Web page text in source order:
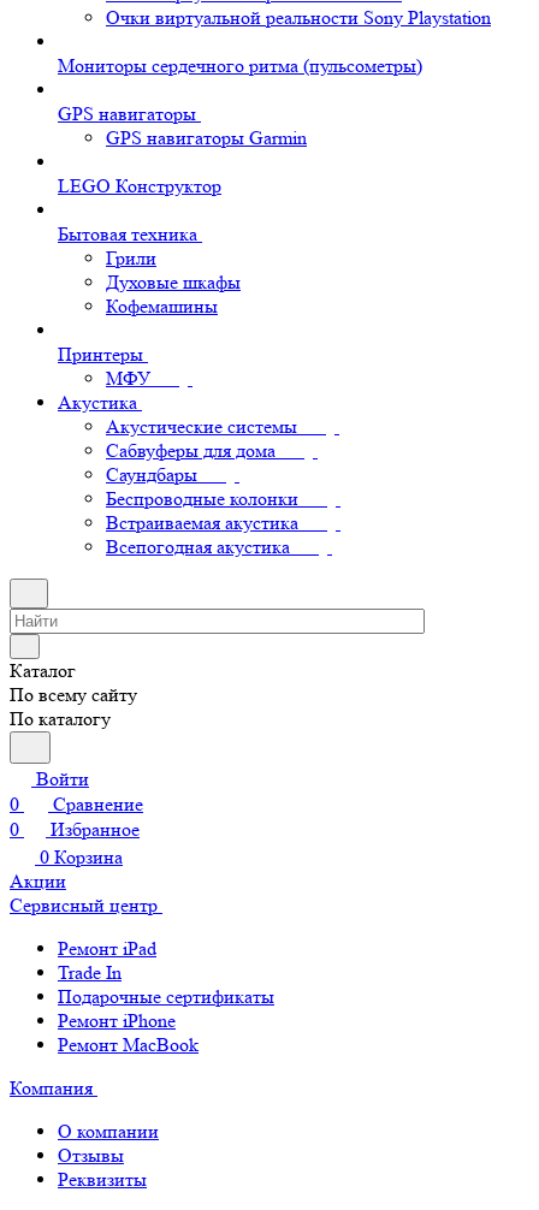
Очки виртуальной реальности Sony Playstation
Мониторы сердечного ритма (пульсометры)
GPS навигаторы
GPS навигаторы Garmin
LEGO Конструктор
Бытовая техника
Грили
Духовые шкафы
Кофемашины
Принтеры
МФУ
Акустика
Акустические системы
Сабвуферы для дома
Саундбары
Беспроводные колонки
Встраиваемая акустика
Всепогодная акустика
Каталог
По всему сайту
По каталогу
Войти
0
Сравнение
0
Избранное
0 Корзина
Акции
Сервисный центр
Ремонт iPad
Trade In
Подарочные сертификаты
Ремонт iPhone
Ремонт MacBook
Компания
О компании
Отзывы
Реквизиты